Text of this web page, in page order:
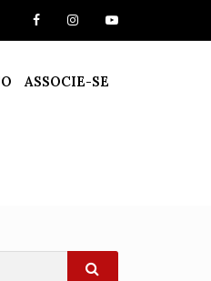
ASSOCIE-SE